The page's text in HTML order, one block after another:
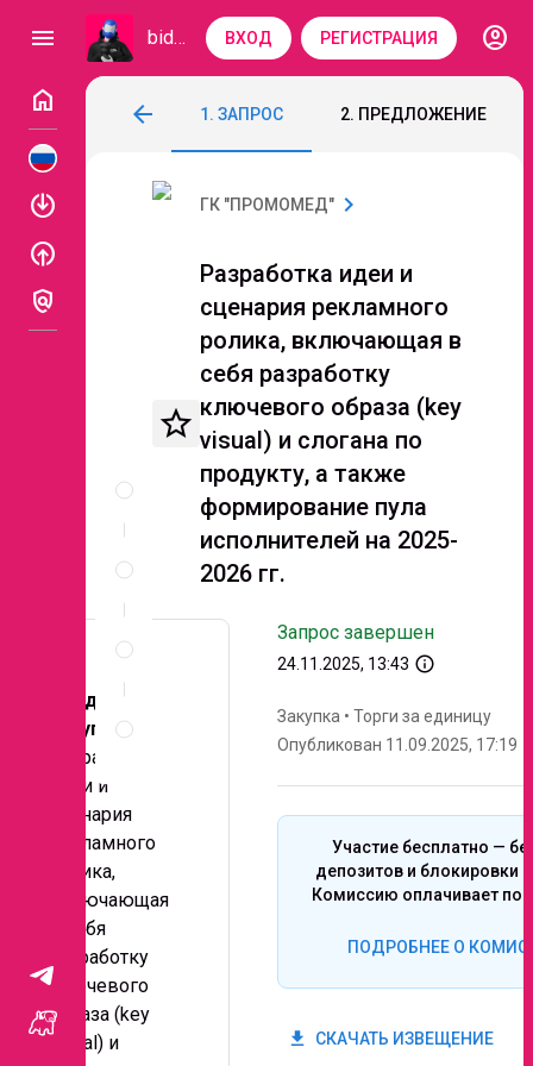
menu bidzaar ВХОД РЕГИСТРАЦИЯ
account_circle
home
enable
enable
policy
arrow_back
Разработка идеи и сценария
1. ЗАПРОС 2. ПРЕДЛОЖЕНИЕ
Описание
документы
Спецификация
Неценовые
ГК "ПРОМОМЕД" chevron_right
star_border
Разработка идеи и
сценария рекламного
ролика, включающая в
себя разработку
ключевого образа (key
visual) и слогана по
продукту, а также
формирование пула
исполнителей на 2025-
2026 гг.
Предмет
закупки:
Разработка
идеи и
сценария
рекламного
ролика,
включающая
в себя
разработку
ключевого
образа (key
visual) и
Запрос завершен
24.11.2025, 13:43 info_outline
Закупка • Торги за единицу
Опубликован 11.09.2025, 17:19
Участие бесплатно —
депозитов и блокировки
Комиссию оплачивает
ПОДРОБНЕЕ О
get_app СКАЧАТЬ ИЗВЕЩЕНИЕ